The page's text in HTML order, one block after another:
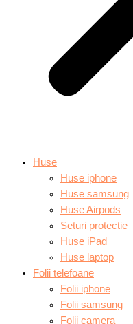
Huse
Huse iphone
Huse samsung
Huse Airpods
Seturi protectie
Huse iPad
Huse laptop
Folii telefoane
Folii iphone
Folii samsung
Folii camera